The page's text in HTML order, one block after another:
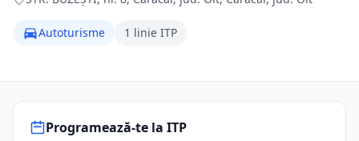
Autoturisme 1 linie ITP
Programează-te la ITP